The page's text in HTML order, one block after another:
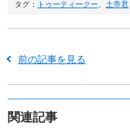
タグ： トゥーティークー 土帝君
前の記事を見る
関連記事